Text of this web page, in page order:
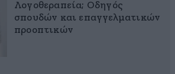
Λογοθεραπεία; Οδηγός
σπουδών και επαγγελματικών
προοπτικών